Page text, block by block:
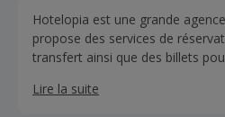
Hotelopia est une grande
propose des services de
transfert ainsi que des billets
Lire la suite